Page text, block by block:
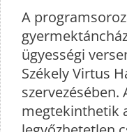
A
ügyességi
Székely Virtus
megtekinthetik